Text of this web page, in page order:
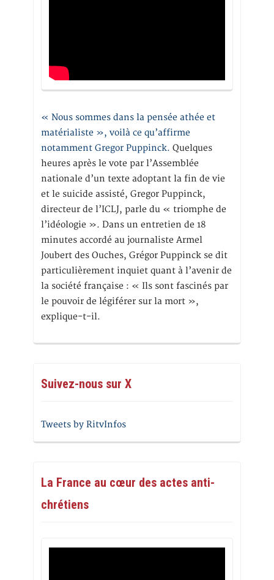
« Nous sommes dans la pensée athée et
matérialiste », voilà ce qu’affirme
notamment Gregor Puppinck. Quelques
heures après le vote par l’Assemblée
nationale d’un texte adoptant la fin de vie
et le suicide assisté, Gregor Puppinck,
directeur de l’ICLJ, parle du « triomphe de
l’idéologie ». Dans un entretien de 18
minutes accordé au journaliste Armel
Joubert des Ouches, Grégor Puppinck se dit
particulièrement inquiet quant à l’avenir de
la société française : « Ils sont fascinés par
le pouvoir de légiférer sur la mort »,
explique-t-il.
Suivez-nous sur X
Tweets by RitvInfos
La France au cœur des actes anti-
chrétiens